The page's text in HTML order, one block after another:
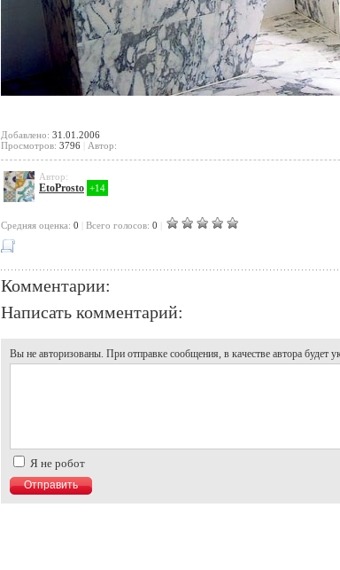
Добавлено: 31.01.2006
Просмотров: 3796 Автор:
Автор:
EtoProsto +14
Cредняя оценка: 0 Всего голосов: 0
Комментарии:
Написать комментарий:
Вы не авторизованы. При отправке сообщения, в качестве автора будет
Я не робот